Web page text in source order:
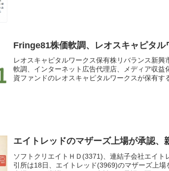
Fringe81株価軟調、レオスキャピタル
レオスキャピタルワークス保有株リバランス新
軟調、インターネット広告代理店、メディア収
資ファンドのレオスキャピタルワークスが保有す
エイトレッドのマザーズ上場が承認
ソフトクリエイトＨＤ(3371)、連結子会社エイ
引所は18日、エイトレッド(3969)のマザーズ上